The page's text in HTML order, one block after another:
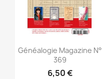
Aperçu rapide
Généalogie Magazine N°
369
6,50 €